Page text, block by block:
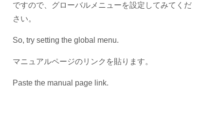
ですので、グローバルメニューを設定してみてくだ
さい。
So, try setting the global menu.
マニュアルページのリンクを貼ります。
Paste the manual page link.